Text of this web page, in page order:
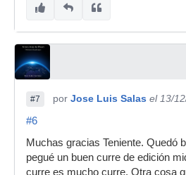
#7 por Jose Luis Salas el 13/
#6
Muchas gracias Teniente. Quedó
pegué un buen curre de edición
curre es mucho curre. Otra cosa